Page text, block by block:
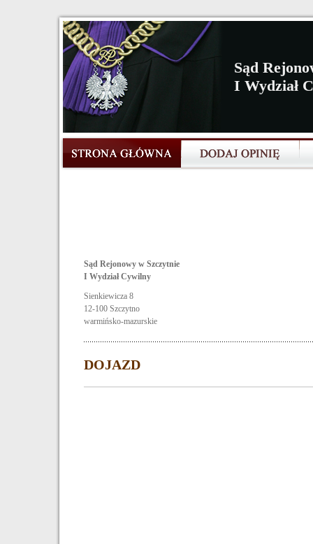
Sąd
I Wydział
Sąd Rejonowy w Szczytnie
I Wydział Cywilny
Sienkiewicza 8
12-100 Szczytno
warmińsko-mazurskie
DOJAZD